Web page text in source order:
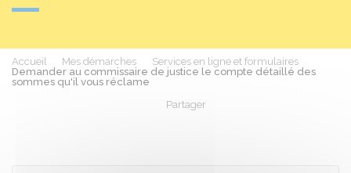
Accueil Mes démarches
Services en ligne et formulaires
Demander au commissaire de justice le compte détaillé des
sommes qu'il vous réclame
Partager